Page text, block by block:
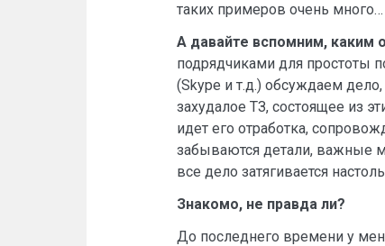
таких примеров очень много…
А давайте вспомним, каким
подрядчиками для простоты
(Skype и т.д.) обсуждаем
захудалое ТЗ, состоящее из
идет его отработка,
забываются детали, важные
все дело затягивается
Знакомо, не правда ли?
До последнего времени у